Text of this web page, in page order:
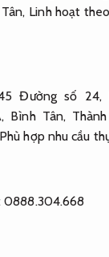
Linh hoạt
Đường số 24,
Bình Tân,
Phù hợp nhu cầu
0888.304.668